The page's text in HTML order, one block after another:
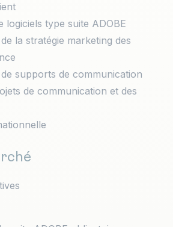
logiciels type suite ADOBE
la stratégie marketing des
supports de communication
de communication et des